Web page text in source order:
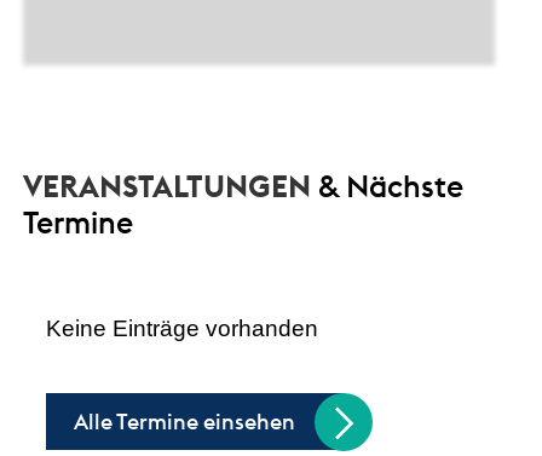
VERANSTALTUNGEN & Nächste
Termine
Keine Einträge vorhanden
Alle Termine einsehen